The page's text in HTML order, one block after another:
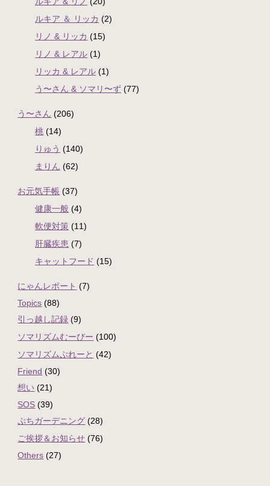
ルキア ＆ リッカ (2)
リノ & リッカ (15)
リノ & レアル (1)
リッカ & レアル (1)
う〜さん & ソマリ〜ず (77)
う〜さん (206)
桃 (14)
りゅう (140)
まりん (62)
お元気手帳 (37)
健康一般 (4)
軟便対策 (11)
肝臓疾患 (7)
キャットフード (15)
にゃんレポート (7)
Topics (88)
引っ越し記録 (9)
ソマリズムむーびー (100)
ソマリズムぷれーと (42)
Friend (30)
想い (21)
SOS (39)
ぷちガーデニング (28)
ご挨拶＆お知らせ (76)
Others (27)